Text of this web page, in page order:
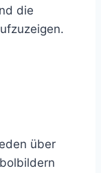
die
über